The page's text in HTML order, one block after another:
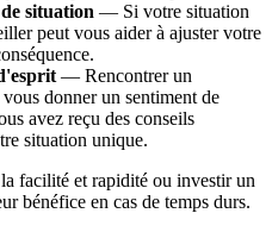
situation — Si votre situation
peut vous aider à ajuster votre
— Rencontrer un
donner un sentiment de
avez reçu des conseils
situation unique.
facilité et rapidité ou investir un
bénéfice en cas de temps durs.